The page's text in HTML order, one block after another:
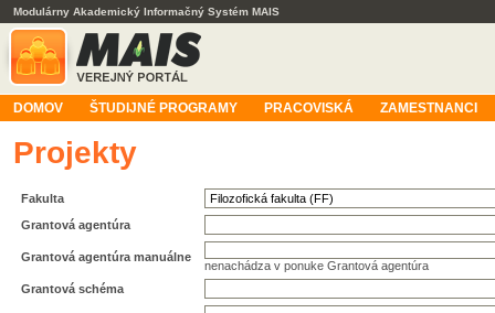
Modulárny Akademický Informačný Systém MAIS
DOMOV ŠTUDIJNÉ PROGRAMY PRACOVISKÁ ZAMESTNANCI
Projekty
Fakulta
Grantová agentúra
Grantová agentúra manuálne
nenachádza v ponuke Grantová agentúra
Grantová schéma